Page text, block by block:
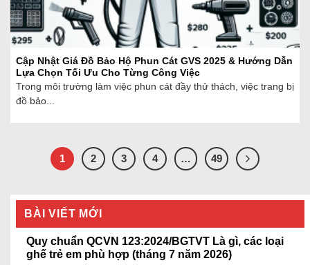
BÀI VIẾT MỚI
Quy chuẩn QCVN 123:2024/BGTVT Là gì, các loại
ghế trẻ em phù hợp (tháng 7 năm 2026)
Cập Nhật Giá Đồ Bảo Hộ Phun Cát GVS 2025 & Hướng Dẫn
Lựa Chọn Tối Ưu Cho Từng Công Việc
Trong môi trường làm việc phun cát đầy thử thách, việc trang bị
đồ bảo...
1 2 3 4 … 49